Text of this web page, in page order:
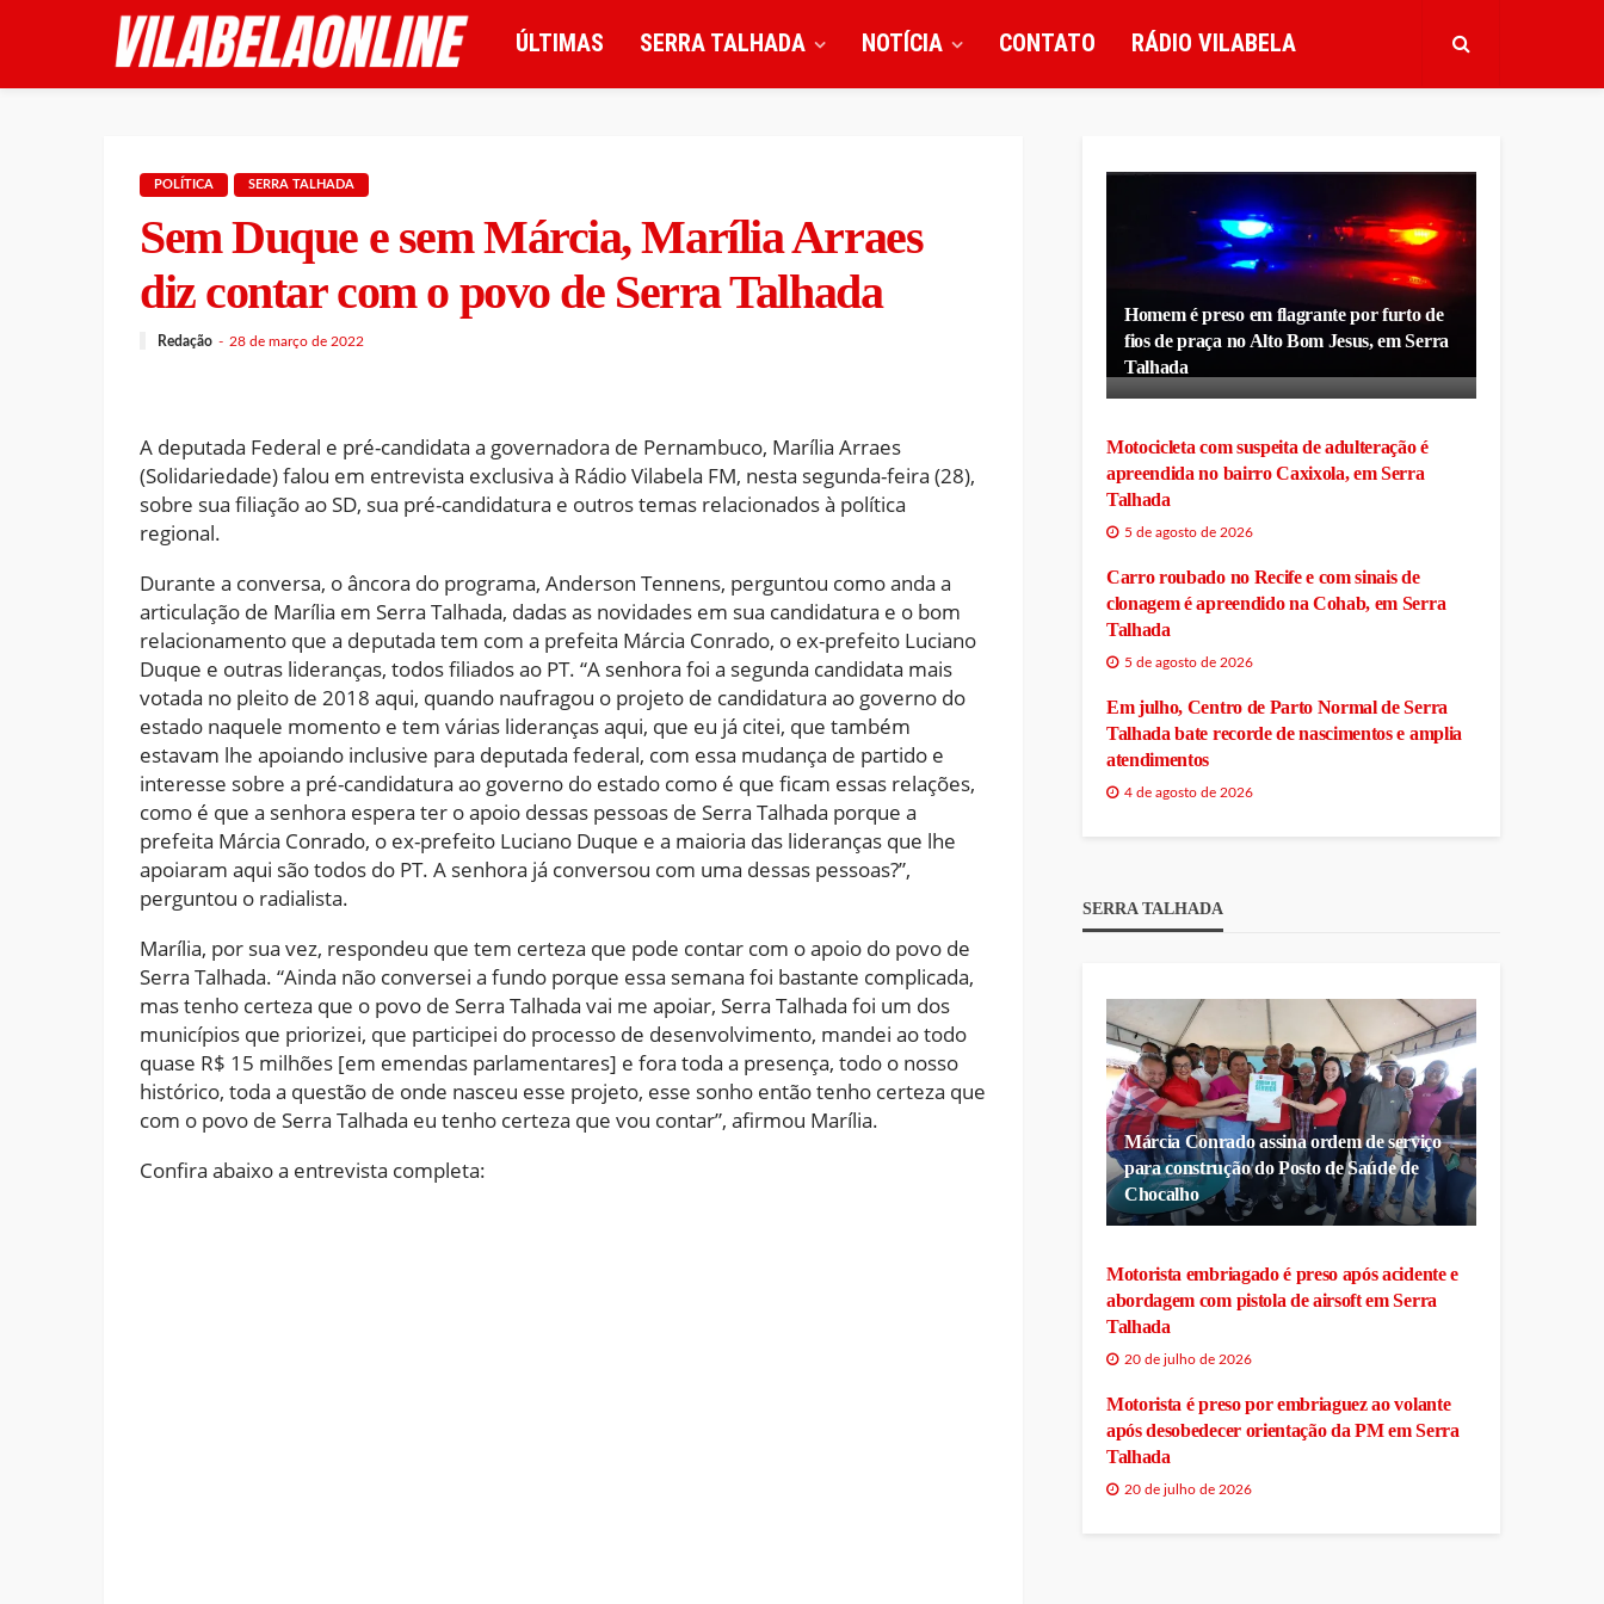
ÚLTIMAS SERRA TALHADA NOTÍCIA CONTATO RÁDIO VILABELA
POLÍTICA SERRA TALHADA
Sem Duque e sem Márcia, Marília Arraes
diz contar com o povo de Serra Talhada
Redação 28 de março de 2022
A deputada Federal e pré-candidata a governadora de Pernambuco, Marília Arraes
(Solidariedade) falou em entrevista exclusiva à Rádio Vilabela FM, nesta segunda-feira (28),
sobre sua filiação ao SD, sua pré-candidatura e outros temas relacionados à política
regional.
Durante a conversa, o âncora do programa, Anderson Tennens, perguntou como anda a
articulação de Marília em Serra Talhada, dadas as novidades em sua candidatura e o bom
relacionamento que a deputada tem com a prefeita Márcia Conrado, o ex-prefeito Luciano
Duque e outras lideranças, todos filiados ao PT. “A senhora foi a segunda candidata mais
votada no pleito de 2018 aqui, quando naufragou o projeto de candidatura ao governo do
estado naquele momento e tem várias lideranças aqui, que eu já citei, que também
estavam lhe apoiando inclusive para deputada federal, com essa mudança de partido e
interesse sobre a pré-candidatura ao governo do estado como é que ficam essas relações,
como é que a senhora espera ter o apoio dessas pessoas de Serra Talhada porque a
prefeita Márcia Conrado, o ex-prefeito Luciano Duque e a maioria das lideranças que lhe
apoiaram aqui são todos do PT. A senhora já conversou com uma dessas pessoas?”,
perguntou o radialista.
Marília, por sua vez, respondeu que tem certeza que pode contar com o apoio do povo de
Serra Talhada. “Ainda não conversei a fundo porque essa semana foi bastante complicada,
mas tenho certeza que o povo de Serra Talhada vai me apoiar, Serra Talhada foi um dos
municípios que priorizei, que participei do processo de desenvolvimento, mandei ao todo
quase R$ 15 milhões [em emendas parlamentares] e fora toda a presença, todo o nosso
histórico, toda a questão de onde nasceu esse projeto, esse sonho então tenho certeza que
com o povo de Serra Talhada eu tenho certeza que vou contar”, afirmou Marília.
Confira abaixo a entrevista completa:
Homem é preso em flagrante por furto de
fios de praça no Alto Bom Jesus, em Serra
Talhada
Motocicleta com suspeita de adulteração é
apreendida no bairro Caxixola, em Serra
Talhada
5 de agosto de 2026
Carro roubado no Recife e com sinais de
clonagem é apreendido na Cohab, em Serra
Talhada
5 de agosto de 2026
Em julho, Centro de Parto Normal de Serra
Talhada bate recorde de nascimentos e amplia
atendimentos
4 de agosto de 2026
SERRA TALHADA
Márcia Conrado assina ordem de serviço
para construção do Posto de Saúde de
Chocalho
Motorista embriagado é preso após acidente e
abordagem com pistola de airsoft em Serra
Talhada
20 de julho de 2026
Motorista é preso por embriaguez ao volante
após desobedecer orientação da PM em Serra
Talhada
20 de julho de 2026